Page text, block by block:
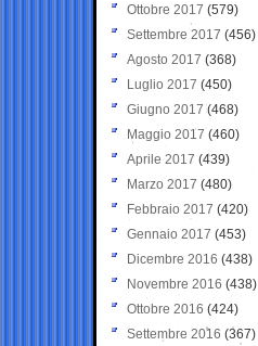
Ottobre 2017 (579)
Settembre 2017 (456)
Agosto 2017 (368)
Luglio 2017 (450)
Giugno 2017 (468)
Maggio 2017 (460)
Aprile 2017 (439)
Marzo 2017 (480)
Febbraio 2017 (420)
Gennaio 2017 (453)
Dicembre 2016 (438)
Novembre 2016 (438)
Ottobre 2016 (424)
Settembre 2016 (367)